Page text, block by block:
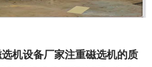
机设备厂家注重磁选机的质